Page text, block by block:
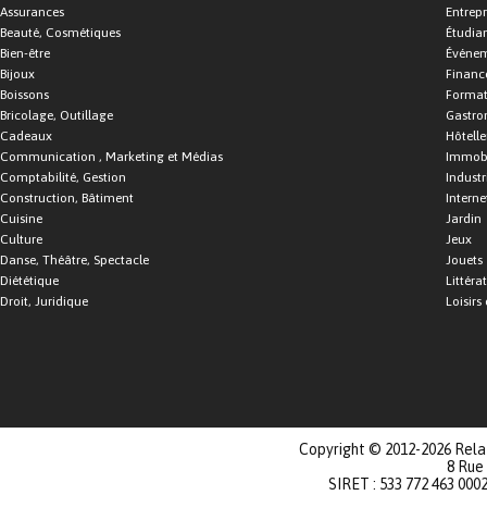
Assurances
Beauté, Cosmétiques
Bien-être
Bijoux
Boissons
Bricolage, Outillage
Cadeaux
Communication , Marketing et Médias
Comptabilité, Gestion
Construction, Bâtiment
Cuisine
Culture
Danse, Théâtre, Spectacle
Diététique
Droit, Juridique
Jardin
Jeux
Jouets
Loisirs
Copyright © 2012-2026
8
SIRET : 533 772 463